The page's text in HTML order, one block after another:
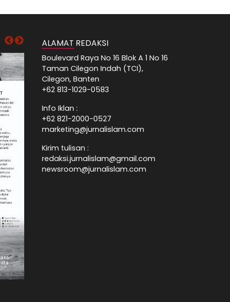
ALAMAT REDAKSI
Boulevard Raya No 16 Blok A 1 No 16
Taman Cilegon Indah (TCI),
Cilegon, Banten
+62 813-1029-0583
Info Iklan :
+62 821-2000-0527
marketing@jurnalislam.com
Kirim tulisan :
redaksi.jurnalislam@gmail.com
newsroom@jurnalislam.com